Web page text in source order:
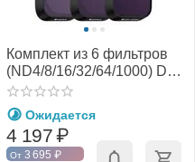
Комплект из 6 фильтров
(ND4/8/16/32/64/1000) DJI
Mini 3 / Mini 3 Pro (All Day)
(Freewell)
Ожидается
4 197₽
От 3 695 ₽